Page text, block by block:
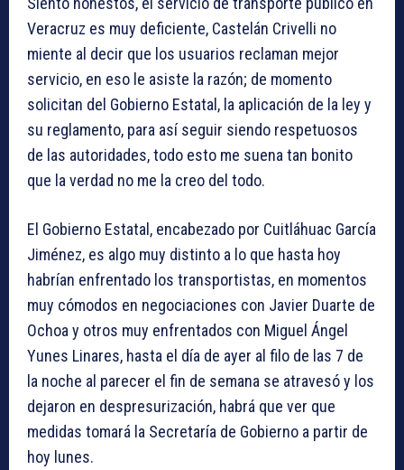
Veracruz es muy deficiente, Castelán Crivelli no
miente al decir que los usuarios reclaman mejor
servicio, en eso le asiste la razón; de momento
solicitan del Gobierno Estatal, la aplicación de la ley y
su reglamento, para así seguir siendo respetuosos
de las autoridades, todo esto me suena tan bonito
que la verdad no me la creo del todo.
El Gobierno Estatal, encabezado por Cuitláhuac García
Jiménez, es algo muy distinto a lo que hasta hoy
habrían enfrentado los transportistas, en momentos
muy cómodos en negociaciones con Javier Duarte de
Ochoa y otros muy enfrentados con Miguel Ángel
Yunes Linares, hasta el día de ayer al filo de las 7 de
la noche al parecer el fin de semana se atravesó y los
dejaron en despresurización, habrá que ver que
medidas tomará la Secretaría de Gobierno a partir de
hoy lunes.